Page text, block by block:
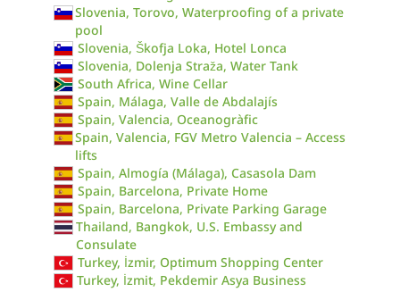
Slovenia, Torovo, Waterproofing of a private
pool
Slovenia, Škofja Loka, Hotel Lonca
Slovenia, Dolenja Straža, Water Tank
South Africa, Wine Cellar
Spain, Málaga, Valle de Abdalajís
Spain, Valencia, Oceanogràfic
Spain, Valencia, FGV Metro Valencia – Access
lifts
Spain, Almogía (Málaga), Casasola Dam
Spain, Barcelona, Private Home
Spain, Barcelona, Private Parking Garage
Thailand, Bangkok, U.S. Embassy and
Consulate
Turkey, İzmir, Optimum Shopping Center
Turkey, İzmit, Pekdemir Asya Business